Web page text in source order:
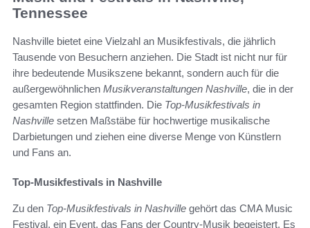
Tennessee
Nashville bietet eine Vielzahl an Musikfestivals, die jährlich
Tausende von Besuchern anziehen. Die Stadt ist nicht nur für
ihre bedeutende Musikszene bekannt, sondern auch für die
außergewöhnlichen Musikveranstaltungen Nashville, die in der
gesamten Region stattfinden. Die Top-Musikfestivals in
Nashville setzen Maßstäbe für hochwertige musikalische
Darbietungen und ziehen eine diverse Menge von Künstlern
und Fans an.
Top-Musikfestivals in Nashville
Zu den Top-Musikfestivals in Nashville gehört das CMA Music
Festival, ein Event, das Fans der Country-Musik begeistert. Es